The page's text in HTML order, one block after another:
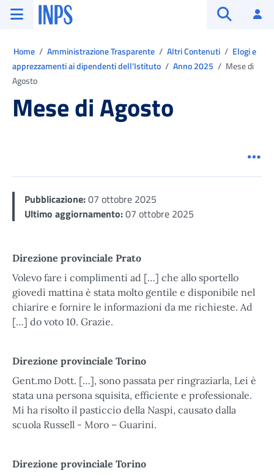
Vai al menu principale
Vai al contenuto principale
Vai al pie' di pagina
INPS ()
Home Amministrazione Trasparente Altri Contenuti
Elogi e
apprezzamenti ai dipendenti dell'Istituto
Anno 2025
Mese di
Agosto
Mese di Agosto
Pubblicazione:07 ottobre 2025
Ultimo aggiornamento:07 ottobre 2025
Direzione provinciale Prato
Volevo fare i complimenti ad […] che allo sportello
giovedì mattina è stata molto gentile e disponibile nel
chiarire e fornire le informazioni da me richieste. Ad
[…] do voto 10. Grazie.
Direzione provinciale Torino
Gent.mo Dott. […], sono passata per ringraziarla, Lei è
stata una persona squisita, efficiente e professionale.
Mi ha risolto il pasticcio della Naspi, causato dalla
scuola Russell - Moro – Guarini.
Direzione provinciale Torino